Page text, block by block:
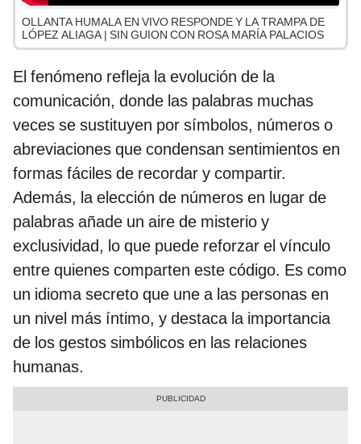
OLLANTA HUMALA EN VIVO RESPONDE Y LA TRAMPA DE
LÓPEZ ALIAGA | SIN GUION CON ROSA MARÍA PALACIOS
El fenómeno refleja la evolución de la
comunicación, donde las palabras muchas
veces se sustituyen por símbolos, números o
abreviaciones que condensan sentimientos en
formas fáciles de recordar y compartir.
Además, la elección de números en lugar de
palabras añade un aire de misterio y
exclusividad, lo que puede reforzar el vínculo
entre quienes comparten este código. Es como
un idioma secreto que une a las personas en
un nivel más íntimo, y destaca la importancia
de los gestos simbólicos en las relaciones
humanas.